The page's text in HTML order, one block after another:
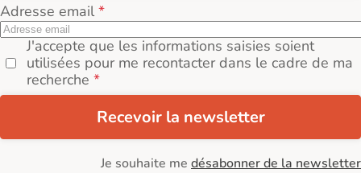
Adresse email
J'accepte que les informations saisies soient
utilisées pour me recontacter dans le cadre de ma
recherche
Recevoir la newsletter
Je souhaite me désabonner de la newsletter